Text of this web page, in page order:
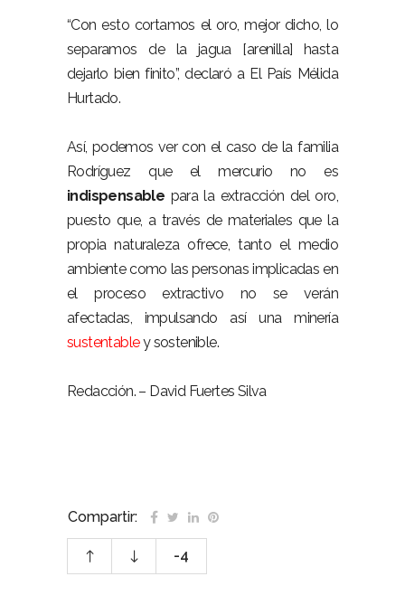
“Con esto cortamos el oro, mejor dicho, lo
separamos de la jagua [arenilla] hasta
dejarlo bien finito”, declaró a El País Mélida
Hurtado.
Así, podemos ver con el caso de la familia
Rodríguez que el mercurio no es
indispensable para la extracción del oro,
puesto que, a través de materiales que la
propia naturaleza ofrece, tanto el medio
ambiente como las personas implicadas en
el proceso extractivo no se verán
afectadas, impulsando así una minería
sustentabley sostenible.
Redacción. – David Fuertes Silva
Compartir:
-4